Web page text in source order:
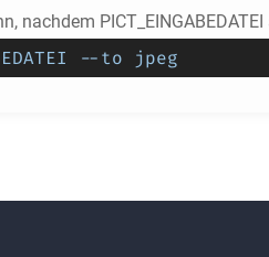
nachdem
--to jpeg